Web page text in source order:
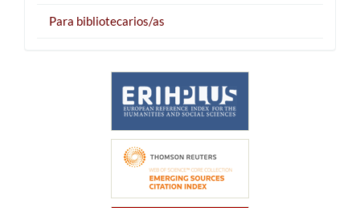
Para bibliotecarios/as